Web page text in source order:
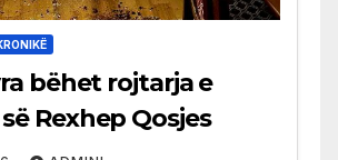
bëhet rojtarja e
Rexhep Qosjes